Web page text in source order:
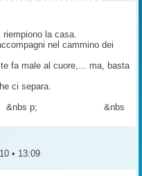
la casa.
nel cammino dei
fa male al cuore,... ma, basta
ci separa.
p; &nbs
• 13:09